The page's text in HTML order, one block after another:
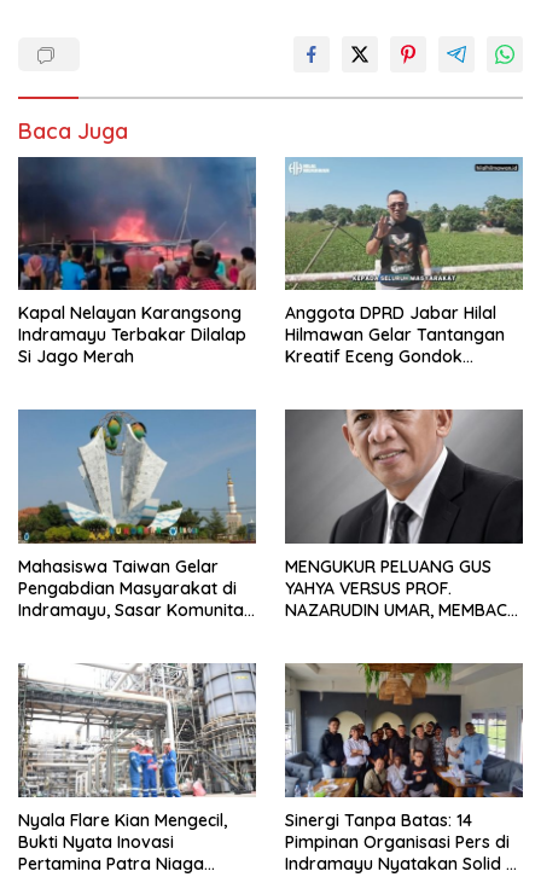
Baca Juga
Kapal Nelayan Karangsong
Indramayu Terbakar Dilalap
Si Jago Merah
Anggota DPRD Jabar Hilal
Hilmawan Gelar Tantangan
Kreatif Eceng Gondok
Mahasiswa Taiwan Gelar
Pengabdian Masyarakat di
Indramayu, Sasar Komunitas
MENGUKUR PELUANG GUS
YAHYA VERSUS PROF.
NAZARUDIN UMAR, MEMBACA
Nyala Flare Kian Mengecil,
Bukti Nyata Inovasi
Pertamina Patra Niaga
Sinergi Tanpa Batas: 14
Pimpinan Organisasi Pers di
Indramayu Nyatakan Solid di